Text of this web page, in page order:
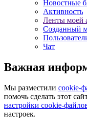
Новостные
Активность
Ленты моей
Созданный
Чат
Важная
Мы разместили cookie-
помочь сделать этот
настройки cookie-
настроек.